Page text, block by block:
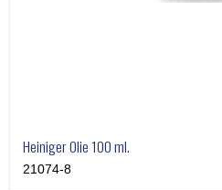
Heiniger Olie 100 ml.
21074-8